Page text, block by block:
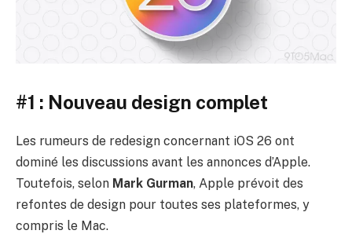
#1 : Nouveau design complet
Les rumeurs de redesign concernant iOS 26 ont
dominé les discussions avant les annonces d’Apple.
Toutefois, selon Mark Gurman, Apple prévoit des
refontes de design pour toutes ses plateformes, y
compris le Mac.